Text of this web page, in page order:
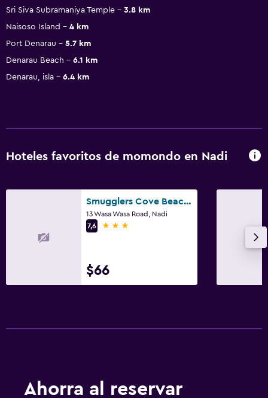
Sri Siva Subramaniya Temple
3.8 km
Naisoso Island
4 km
Port Denarau
5.7 km
Denarau Beach
6.1 km
Denarau, isla
6.4 km
Hoteles favoritos de momondo en Nadi
Smugglers Cove Beach Resort and Hotel
13 Wasa Wasa Road, Nadi
7,6
3 estrellas
$66
Ahorra al reservar